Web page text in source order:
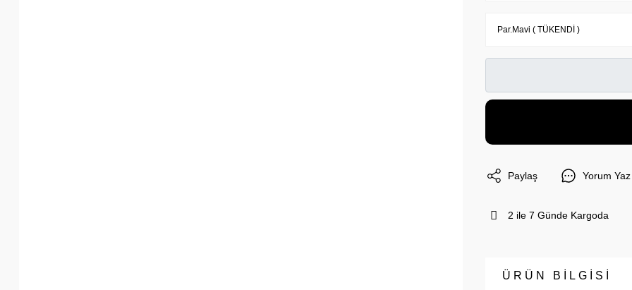
Paylaş Yorum Yaz
2 ile 7 Günde Kargoda
ÜRÜN BİLGİSİ